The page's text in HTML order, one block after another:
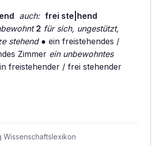
auch: frei ste|hend
2 für sich, ungestützt,
stehend● ein freistehendes /
Zimmer ein unbewohntes
freistehender / frei stehender
Wissenschaftslexikon